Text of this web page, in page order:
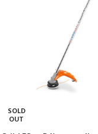
SOLD
OUT